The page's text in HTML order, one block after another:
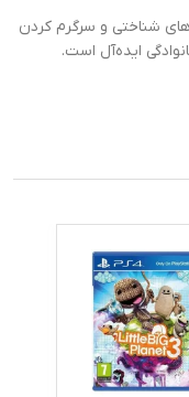
شناختی و سرگرم کردن
ایده‌آل است.